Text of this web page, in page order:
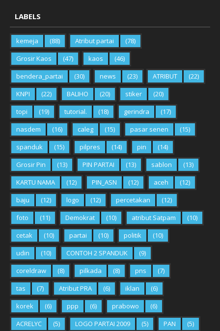
LABELS
kemeja (88) Atribut partai
(78)
Grosir Kaos
(47) kaos
(46)
bendera_partai
(30) news (23) ATRIBUT
(22)
KNPI
(22) BALIHO (20) stiker
(20)
topi
(19) tutorial. (18) gerindra
(17)
nasdem
(16) caleg (15) pasar senen
(15)
spanduk
(15) pilpres (14) pin
(14)
Grosir Pin
(13) PIN PARTAI (13) sablon
(13)
KARTU NAMA
(12) PIN_ASN (12) aceh
(12)
baju
(12) logo (12) percetakan
(12)
foto
(11) Demokrat (10) atribut Satpam
(10)
cetak
(10) partai (10) politik
(10)
udin
(10) CONTOH 2 SPANDUK
(9)
coreldraw
(8) pilkada (8) pns
(7)
tas
(7) Atribut PRA (6) iklan
(6)
korek
(6) ppp (6) prabowo
(6)
ACRELYC
(5) LOGO PARTAI 2009 (5) PAN (5)